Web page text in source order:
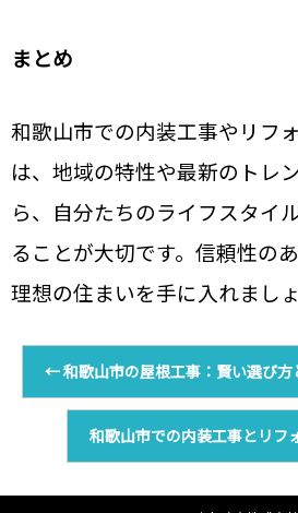
まとめ
和歌山市での内装工事やリフ
は、地域の特性や最新のトレ
ら、自分たちのライフスタイ
ることが大切です。信頼性の
理想の住まいを手に入れましょ
←和歌山市の屋根工事：賢い選び方
和歌山市での内装工事とリフ